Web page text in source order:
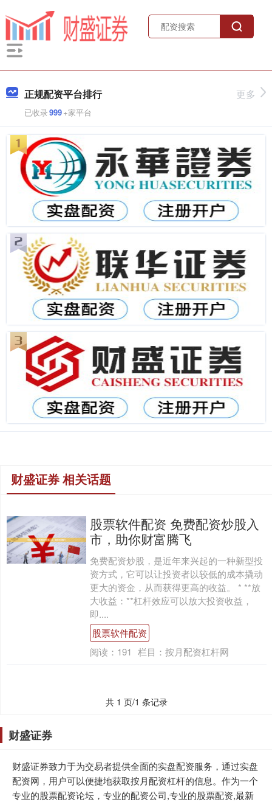
正规配资平台排行
已收录999+家平台
更多
财盛证券 相关话题
股票软件配资 免费配资炒股入
市，助你财富腾飞
免费配资炒股，是近年来兴起的一种新型投
资方式，它可以让投资者以较低的成本撬动
更大的资金，从而获得更高的收益。 * **放
大收益：**杠杆效应可以放大投资收益，
即....
股票软件配资
阅读： 191 栏目： 按月配资杠杆网
共 1 页/1 条记录
财盛证券
财盛证券致力于为交易者提供全面的实盘配资服务，通过实盘
配资网，用户可以便捷地获取按月配资杠杆的信息。作为一个
专业的股票配资论坛，专业的配资公司,专业的股票配资,最新